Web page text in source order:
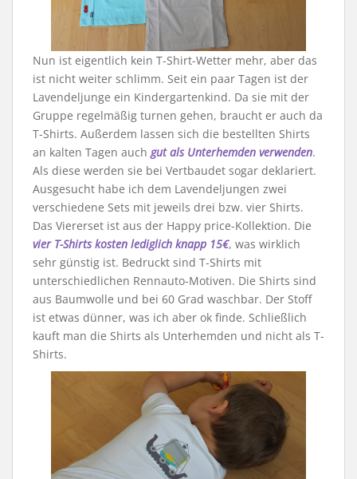
Nun ist eigentlich kein T-Shirt-Wetter mehr, aber das
ist nicht weiter schlimm. Seit ein paar Tagen ist der
Lavendeljunge ein Kindergartenkind. Da sie mit der
Gruppe regelmäßig turnen gehen, braucht er auch da
T-Shirts. Außerdem lassen sich die bestellten Shirts
an kalten Tagen auch gut als Unterhemden verwenden.
Als diese werden sie bei Vertbaudet sogar deklariert.
Ausgesucht habe ich dem Lavendeljungen zwei
verschiedene Sets mit jeweils drei bzw. vier Shirts.
Das Viererset ist aus der Happy price-Kollektion. Die
vier T-Shirts kosten lediglich knapp 15€, was wirklich
sehr günstig ist. Bedruckt sind T-Shirts mit
unterschiedlichen Rennauto-Motiven. Die Shirts sind
aus Baumwolle und bei 60 Grad waschbar. Der Stoff
ist etwas dünner, was ich aber ok finde. Schließlich
kauft man die Shirts als Unterhemden und nicht als T-
Shirts.